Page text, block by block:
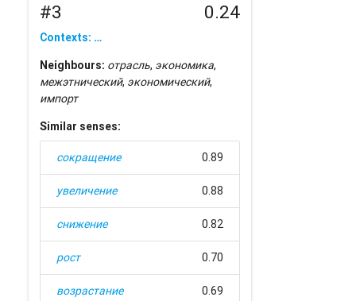
#3 0.24
Contexts: …
Neighbours: отрасль, экономика,
межэтнический, экономический,
импорт
Similar senses:
сокращение 0.89
увеличение 0.88
снижение 0.82
рост 0.70
возрастание 0.69